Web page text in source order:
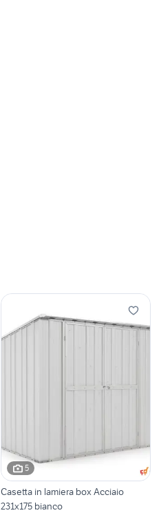
5
Casetta in lamiera box Acciaio
231x175 bianco